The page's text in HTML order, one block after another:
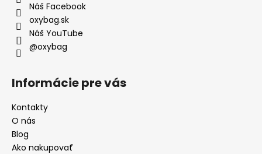
Náš Facebook
oxybag.sk
Náš YouTube
@oxybag
Informácie pre vás
Kontakty
O nás
Blog
Ako nakupovať